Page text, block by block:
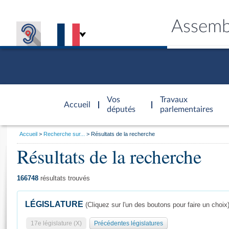
Accueil
d'accueil
Vos
députés
Travaux
parlementaires
Général
Vous
Accueil Recherche sur... Résultats de la recherche
Résultats de la recherche
166748 résultats trouvés
LÉGISLATURE (Cliquez sur l'un des boutons pour faire un choix)
17e législature (X) Précédentes législatures